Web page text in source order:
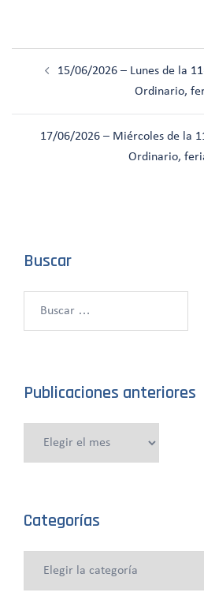
15/06/2026 – Lunes de la
Ordinario,
17/06/2026 – Miércoles de la
Ordinario,
Buscar
Publicaciones anteriores
Categorías